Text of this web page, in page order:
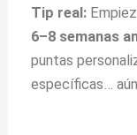
Tip real:
6–8 semanas
puntas
específicas…